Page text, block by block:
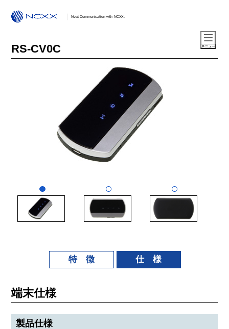
Next Communication with NCXX.
RS-CV0C
特 徴 仕 様
端末仕様
製品仕様